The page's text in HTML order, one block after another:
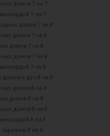
домов 7 на 7
7 на 7
домов 7 на 8
домов 7 на 8
домов 7 на 8
домов 7 на 8
7 на 8
и дач 8 на 8
домов 8 на 8
домов 8 на 8
домов 8 на 8
8 на 8
8 на 8